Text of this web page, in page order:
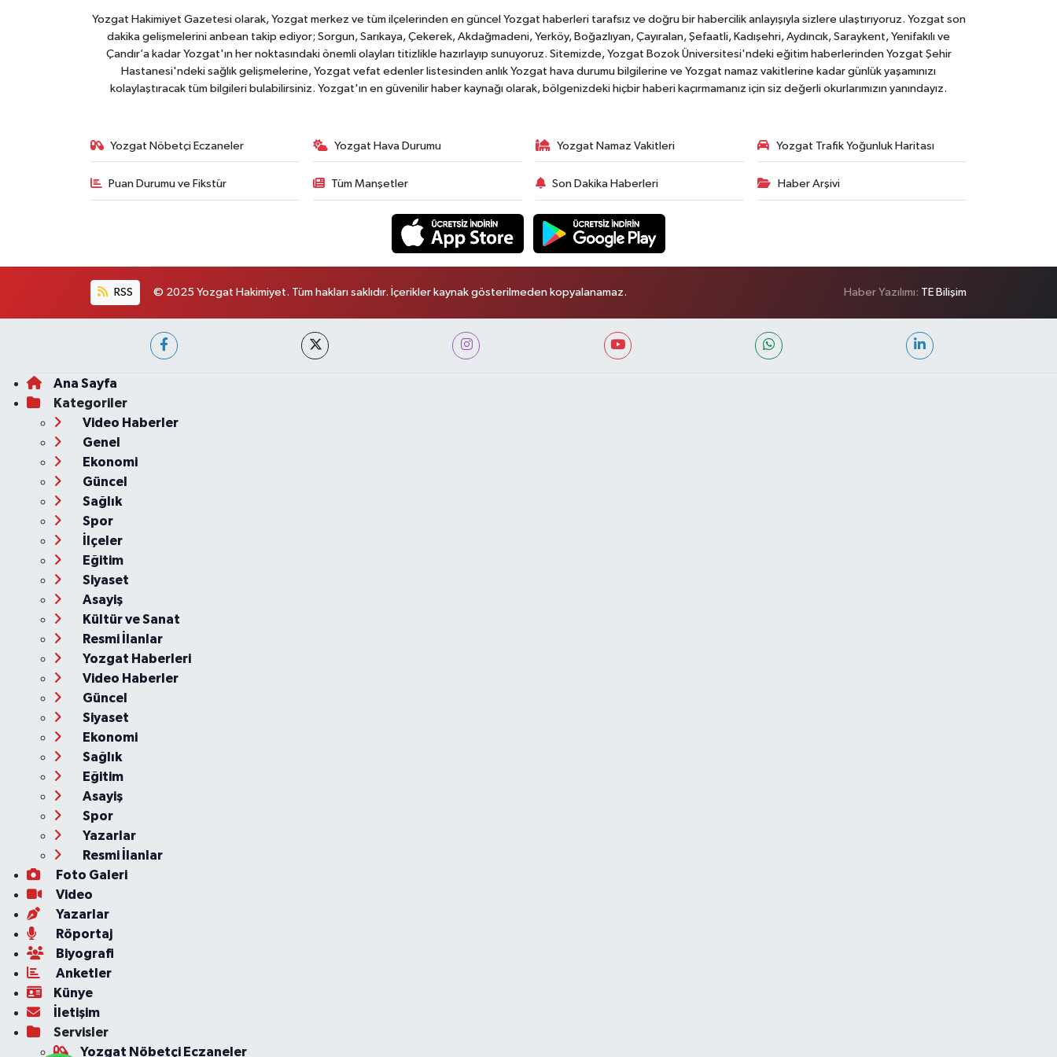
Yozgat Hakimiyet Gazetesi olarak, Yozgat merkez ve tüm ilçelerinden en güncel Yozgat haberleri tarafsız ve doğru bir habercilik anlayışıyla sizlere ulaştırıyoruz. Yozgat son
dakika gelişmelerini anbean takip ediyor; Sorgun, Sarıkaya, Çekerek, Akdağmadeni, Yerköy, Boğazlıyan, Çayıralan, Şefaatli, Kadışehri, Aydıncık, Saraykent, Yenifakılı ve
Çandır’a kadar Yozgat'ın her noktasındaki önemli olayları titizlikle hazırlayıp sunuyoruz. Sitemizde, Yozgat Bozok Üniversitesi'ndeki eğitim haberlerinden Yozgat Şehir
Hastanesi'ndeki sağlık gelişmelerine, Yozgat vefat edenler listesinden anlık Yozgat hava durumu bilgilerine ve Yozgat namaz vakitlerine kadar günlük yaşamınızı
kolaylaştıracak tüm bilgileri bulabilirsiniz. Yozgat'ın en güvenilir haber kaynağı olarak, bölgenizdeki hiçbir haberi kaçırmamanız için siz değerli okurlarımızın yanındayız.
Yozgat Nöbetçi Eczaneler Yozgat Hava Durumu Yozgat Namaz Vakitleri Yozgat Trafik Yoğunluk Haritası
Puan Durumu ve Fikstür Tüm Manşetler Son Dakika Haberleri Haber Arşivi
RSS © 2025 Yozgat Hakimiyet. Tüm hakları saklıdır. İçerikler kaynak gösterilmeden kopyalanamaz. Haber Yazılımı: TE Bilişim
Ana Sayfa
Kategoriler
Video Haberler
Genel
Ekonomi
Güncel
Sağlık
Spor
İlçeler
Eğitim
Siyaset
Asayiş
Kültür ve Sanat
Resmi İlanlar
Yozgat Haberleri
Video Haberler
Güncel
Siyaset
Ekonomi
Sağlık
Eğitim
Asayiş
Spor
Yazarlar
Resmi İlanlar
Foto Galeri
Video
Yazarlar
Röportaj
Biyografi
Anketler
Künye
İletişim
Servisler
Yozgat Nöbetçi Eczaneler